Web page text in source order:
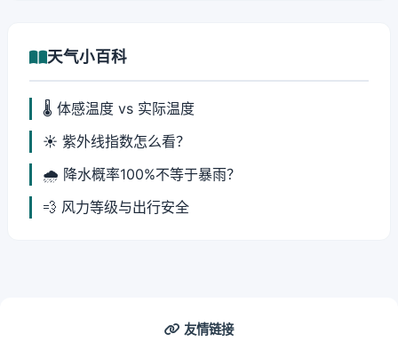
天气小百科
🌡️ 体感温度 vs 实际温度
☀️ 紫外线指数怎么看？
🌧️ 降水概率100%不等于暴雨？
💨 风力等级与出行安全
友情链接